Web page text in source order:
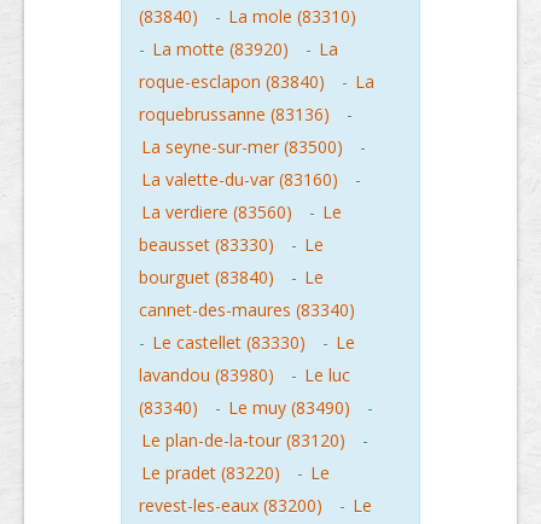
(83840)
- La mole (83310)
- La motte (83920) - La
roque-esclapon (83840)
- La
roquebrussanne (83136)
-
La seyne-sur-mer (83500)
-
La valette-du-var (83160)
-
La verdiere (83560)
- Le
beausset (83330)
- Le
bourguet (83840)
- Le
cannet-des-maures (83340)
- Le castellet (83330) - Le
lavandou (83980)
- Le luc
(83340)
- Le muy (83490)
-
Le plan-de-la-tour (83120)
-
Le pradet (83220)
- Le
revest-les-eaux (83200)
- Le